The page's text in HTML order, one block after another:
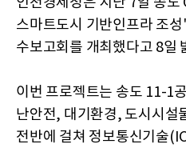
스마트도시 기반인프라 조
수보고회를 개최했다고 8일
이번 프로젝트는 송도 11-1
난안전, 대기환경, 도시시설
전반에 걸쳐 정보통신기술